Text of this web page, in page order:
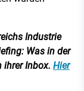
Industrie
Was in der
ihrer Inbox. Hier